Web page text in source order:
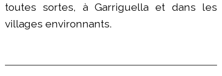
toutes sortes, à Garriguella et dans les
villages environnants.